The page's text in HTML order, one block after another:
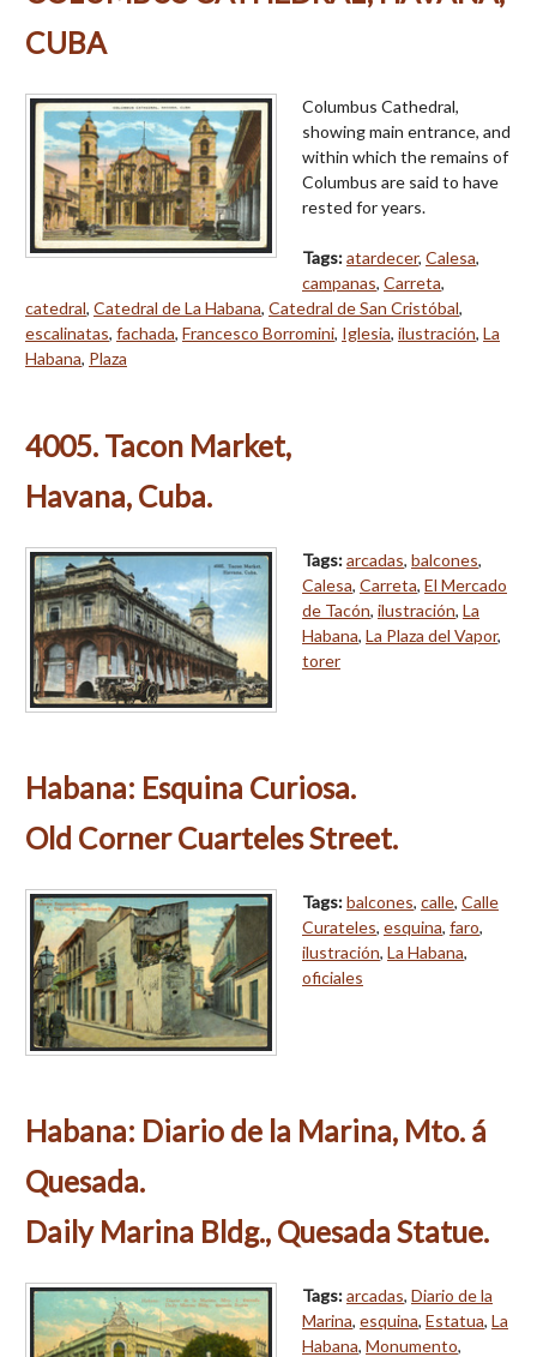
CUBA
Columbus Cathedral,
showing main entrance, and
within which the remains of
Columbus are said to have
rested for years.
Tags:atardecer, Calesa,
campanas, Carreta,
catedral, Catedral de La Habana, Catedral de San Cristóbal,
escalinatas, fachada, Francesco Borromini, Iglesia, ilustración, La
Habana, Plaza
4005. Tacon Market,
Havana, Cuba.
Tags:arcadas, balcones,
Calesa, Carreta, El Mercado
de Tacón, ilustración, La
Habana, La Plaza del Vapor,
torer
Habana: Esquina Curiosa.
Old Corner Cuarteles Street.
Tags:balcones, calle, Calle
Curateles, esquina, faro,
ilustración, La Habana,
oficiales
Habana: Diario de la Marina, Mto. á
Quesada.
Daily Marina Bldg., Quesada Statue.
Tags:arcadas, Diario de la
Marina, esquina, Estatua, La
Habana, Monumento,